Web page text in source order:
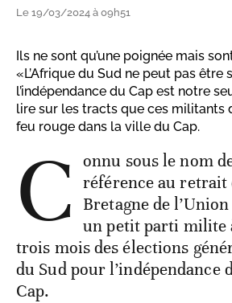
Le 19/03/2024 à 09h51
Ils ne sont qu’une poignée mais
«L’Afrique du Sud ne peut pas être
l’indépendance du Cap est notre
lire sur les tracts que ces militants
feu rouge dans la ville du Cap.
C onnu sous le nom
référence au retrait
Bretagne de
un petit parti milite
trois mois des élections
du Sud pour l’indépendance
Cap.